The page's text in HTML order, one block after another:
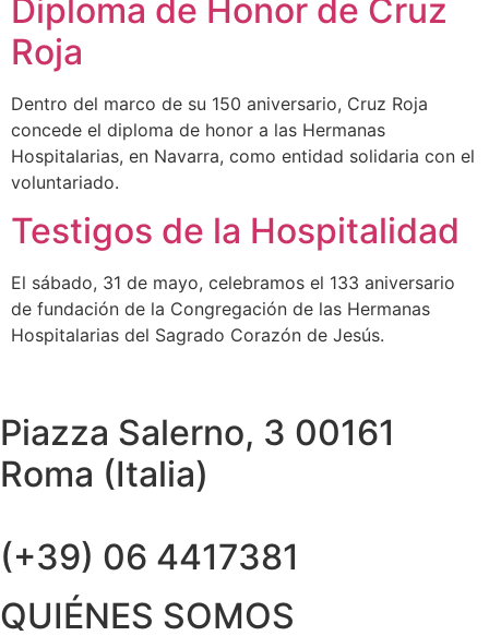
Diploma de Honor de Cruz
Roja
Dentro del marco de su 150 aniversario, Cruz Roja
concede el diploma de honor a las Hermanas
Hospitalarias, en Navarra, como entidad solidaria con el
voluntariado.
Testigos de la Hospitalidad
El sábado, 31 de mayo, celebramos el 133 aniversario
de fundación de la Congregación de las Hermanas
Hospitalarias del Sagrado Corazón de Jesús.
Piazza Salerno, 3 00161
Roma (Italia)
(+39) 06 4417381
QUIÉNES SOMOS